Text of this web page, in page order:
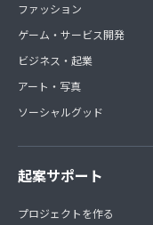
ファッション
ゲーム・サービス開発
ビジネス・起業
アート・写真
ソーシャルグッド
起案サポート
プロジェクトを作る